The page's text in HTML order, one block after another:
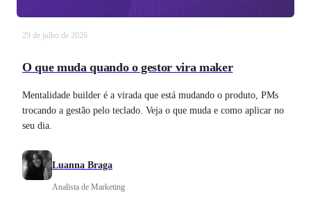
29 de julho de 2026
O que muda quando o gestor vira maker
Mentalidade builder é a virada que está mudando o produto, PMs
trocando a gestão pelo teclado. Veja o que muda e como aplicar no
seu dia.
Luanna Braga
Analista de Marketing